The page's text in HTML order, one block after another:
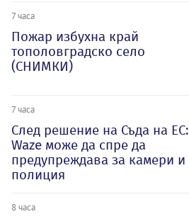
7 часа
Пожар избухна край
тополовградско село
(СНИМКИ)
7 часа
След решение на Съда на ЕС:
Waze може да спре да
предупреждава за камери и
полиция
8 часа